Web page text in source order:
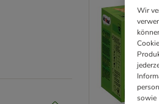
Wir
sowie